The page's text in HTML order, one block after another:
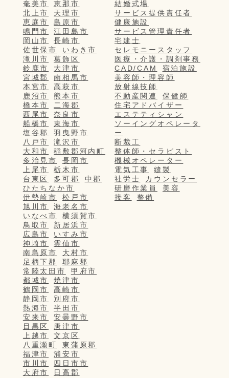
奄美市
恵那市
北上市
天理市
恵庭市
島原市
鳴門市
江田島市
岡山市
長崎市
佐世保市
いわき市
滝川市
葛飾区
鈴鹿市
大津市
宮城郡
南相馬市
本宮市
高萩市
鹿沼市
熊本市
橋本市
二海郡
西尾市
奈良市
船橋市
東海市
塩谷郡
羽曳野市
八戸市
滝沢市
大和市
稲敷郡河内町
多治見市
長岡市
上尾市
栃木市
台東区
多可郡
中郡
ひたちなか市
伊勢崎市
松戸市
旭川市
海老名市
いなべ市
横須賀市
鳥取市
新居浜市
広島市
いすみ市
神埼市
雲仙市
南島原市
大村市
足柄下郡
耶麻郡
常陸太田市
甲府市
都城市
焼津市
鶴岡市
高崎市
静岡市
別府市
熱海市
半田市
安来市
安曇野市
目黒区
唐津市
上越市
文京区
八重瀬町
東蒲原郡
福津市
浦安市
市川市
四日市市
大府市
日高郡
結婚式場
サービス提供責任者
健康施設
サービス管理責任者
宅建士
セレモニースタッフ
医療・介護・調剤事務
CAD/CAM
宿泊施設
美容師・理容師
放射線技師
不動産関連
保健師
住宅アドバイザー
エステティシャン
ソーイングオペレータ
ー
断裁工
整体師・セラピスト
機械オペレーター
電気工事
縫製
社労士
カウンセラー
研磨作業員
美容
接客
整備